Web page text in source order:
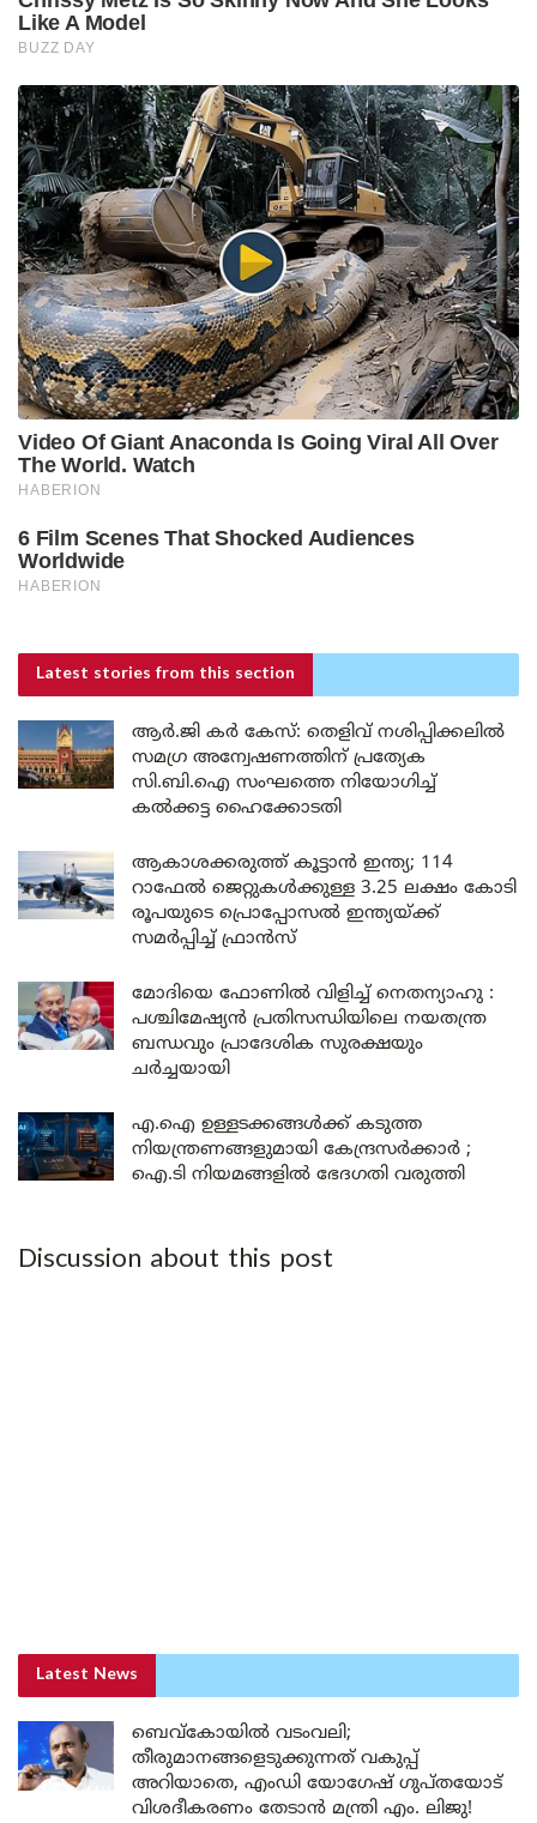
Latest stories from this section
ആർ.ജി കർ കേസ്: തെളിവ് നശിപ്പിക്കലിൽ
സമഗ്ര അന്വേഷണത്തിന് പ്രത്യേക
സി.ബി.ഐ സംഘത്തെ നിയോഗിച്ച്
കൽക്കട്ട ഹൈക്കോടതി
ആകാശക്കരുത്ത് കൂട്ടാൻ ഇന്ത്യ; 114
റാഫേൽ ജെറ്റുകൾക്കുള്ള 3.25 ലക്ഷം കോടി
രൂപയുടെ പ്രൊപ്പോസൽ ഇന്ത്യയ്ക്ക്
സമർപ്പിച്ച് ഫ്രാൻസ്
മോദിയെ ഫോണിൽ വിളിച്ച് നെതന്യാഹു :
പശ്ചിമേഷ്യൻ പ്രതിസന്ധിയിലെ നയതന്ത്ര
ബന്ധവും പ്രാദേശിക സുരക്ഷയും
ചർച്ചയായി
എ.ഐ ഉള്ളടക്കങ്ങൾക്ക് കടുത്ത
നിയന്ത്രണങ്ങളുമായി കേന്ദ്രസർക്കാർ ;
ഐ.ടി നിയമങ്ങളിൽ ഭേദഗതി വരുത്തി
Discussion about this post
Latest News
ബെവ്കോയിൽ വടംവലി;
തീരുമാനങ്ങളെടുക്കുന്നത് വകുപ്പ്
അറിയാതെ, എംഡി യോഗേഷ് ഗുപ്തയോട്
വിശദീകരണം തേടാൻ മന്ത്രി എം. ലിജു!